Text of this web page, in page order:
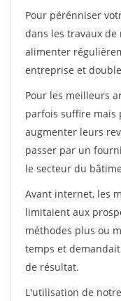
Pour pérénniser
dans les travaux
alimenter
entreprise et
Pour les meilleurs
parfois suffire mais
augmenter leurs
passer par un
le secteur du
Avant internet, les
limitaient aux
méthodes plus ou
temps et
de résultat.
L'utilisation de